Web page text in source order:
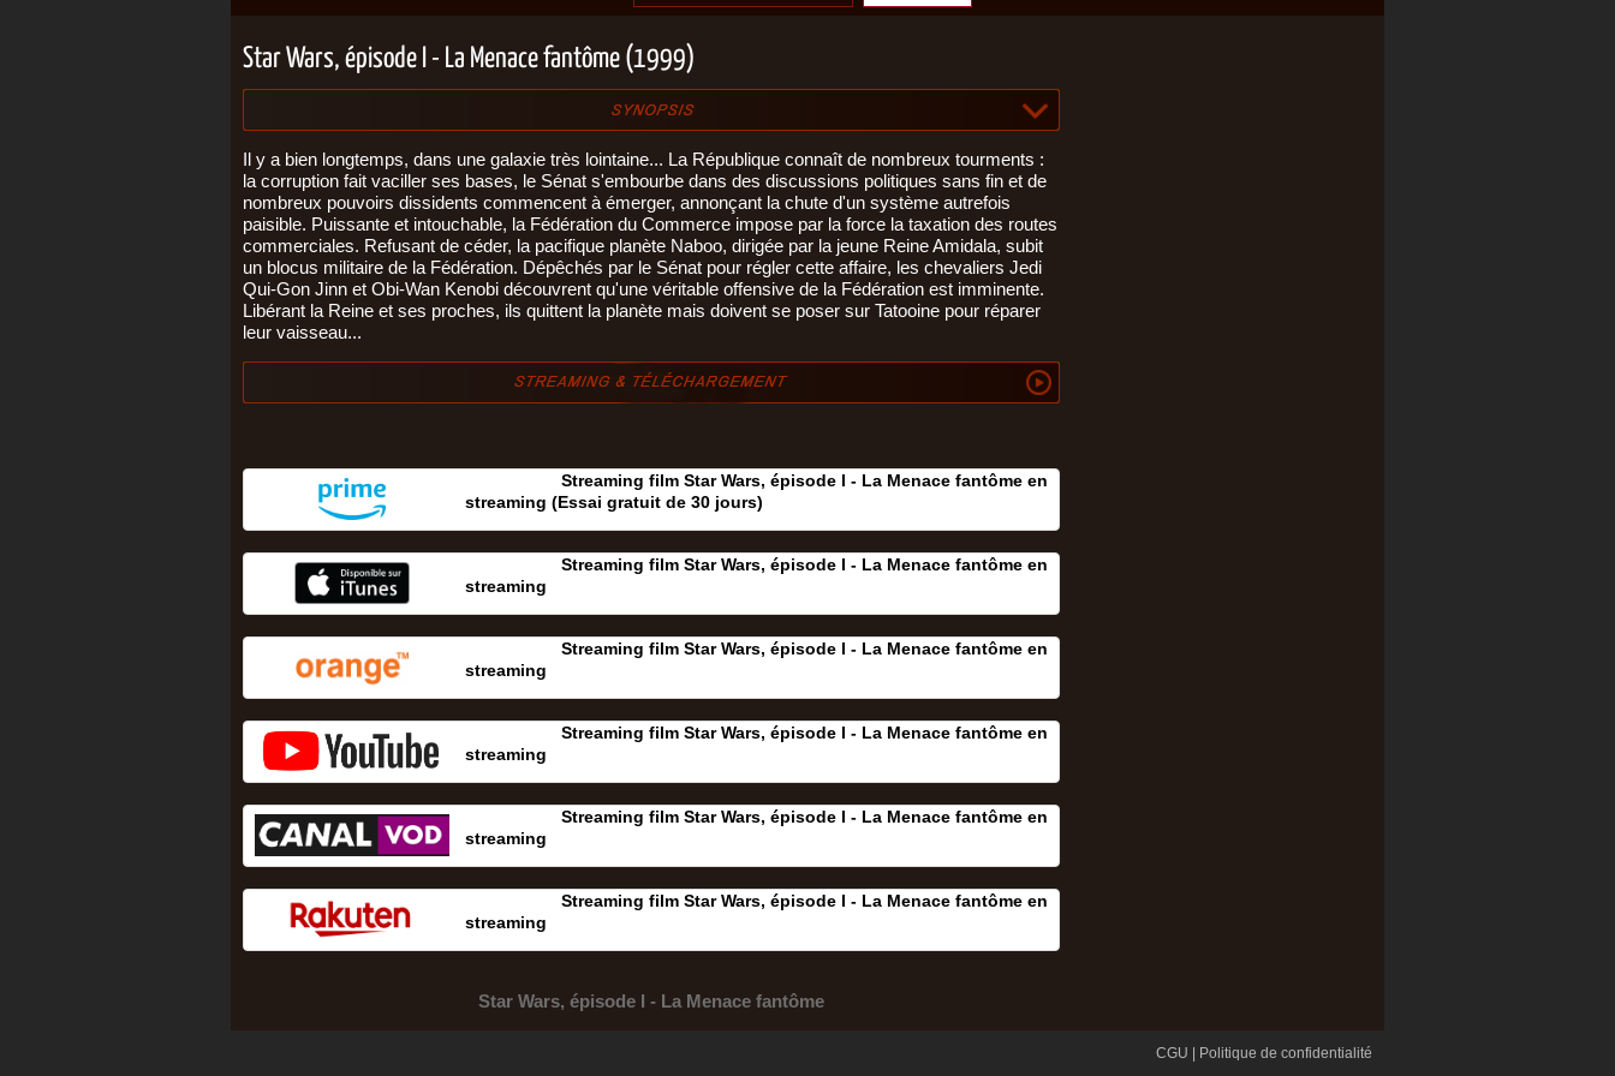
Star Wars, épisode I - La Menace fantôme (1999)
Il y a bien longtemps, dans une galaxie très lointaine... La République connaît de nombreux tourments :
la corruption fait vaciller ses bases, le Sénat s'embourbe dans des discussions politiques sans fin et de
nombreux pouvoirs dissidents commencent à émerger, annonçant la chute d'un système autrefois
paisible. Puissante et intouchable, la Fédération du Commerce impose par la force la taxation des routes
commerciales. Refusant de céder, la pacifique planète Naboo, dirigée par la jeune Reine Amidala, subit
un blocus militaire de la Fédération. Dépêchés par le Sénat pour régler cette affaire, les chevaliers Jedi
Qui-Gon Jinn et Obi-Wan Kenobi découvrent qu'une véritable offensive de la Fédération est imminente.
Libérant la Reine et ses proches, ils quittent la planète mais doivent se poser sur Tatooine pour réparer
leur vaisseau...
Streaming film Star Wars, épisode I - La Menace fantôme en
streaming (Essai gratuit de 30 jours‎)
Streaming film Star Wars, épisode I - La Menace fantôme en
streaming
Streaming film Star Wars, épisode I - La Menace fantôme en
streaming
Streaming film Star Wars, épisode I - La Menace fantôme en
streaming
Streaming film Star Wars, épisode I - La Menace fantôme en
streaming
Streaming film Star Wars, épisode I - La Menace fantôme en
streaming
Star Wars, épisode I - La Menace fantôme
CGU Politique de confidentialité